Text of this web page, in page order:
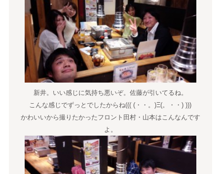
新井。いい感じに気持ち悪いぞ。佐藤が引いてるね。
こんな感じでずっとでしたからね((( (・・。)Ξ(。・・) )))
かわいいから撮りたかったフロント田村・山本はこんなんです
よ。